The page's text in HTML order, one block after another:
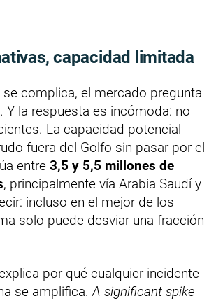
capacidad limitada
se complica, el mercado pregunta
Y la respuesta es incómoda: no
La capacidad potencial
fuera del Golfo sin pasar por el
entre 3,5 y 5,5 millones de
, principalmente vía Arabia Saudí y
incluso en el mejor de los
solo puede desviar una fracción
por qué cualquier incidente
se amplifica.A significant spike